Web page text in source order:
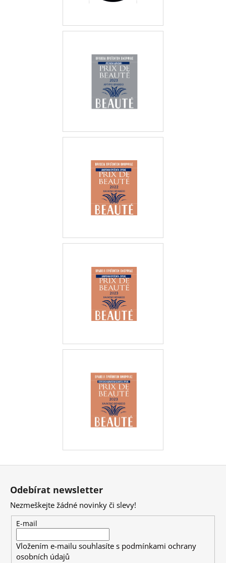
Odebírat newsletter
Nezmeškejte žádné novinky či slevy!
E-mail
Vložením e-mailu souhlasíte s podmínkami ochrany
osobních údajů